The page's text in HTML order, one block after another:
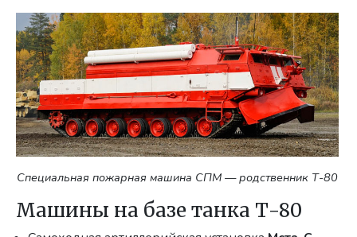
Специальная пожарная машина СПМ — родственник Т-80
Машины на базе танка Т-80